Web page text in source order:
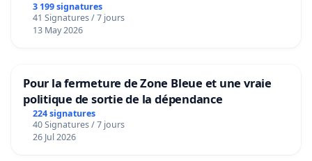
3 199 signatures
41 Signatures / 7 jours
13 May 2026
Pour la fermeture de Zone Bleue et une vraie
politique de sortie de la dépendance
224 signatures
40 Signatures / 7 jours
26 Jul 2026